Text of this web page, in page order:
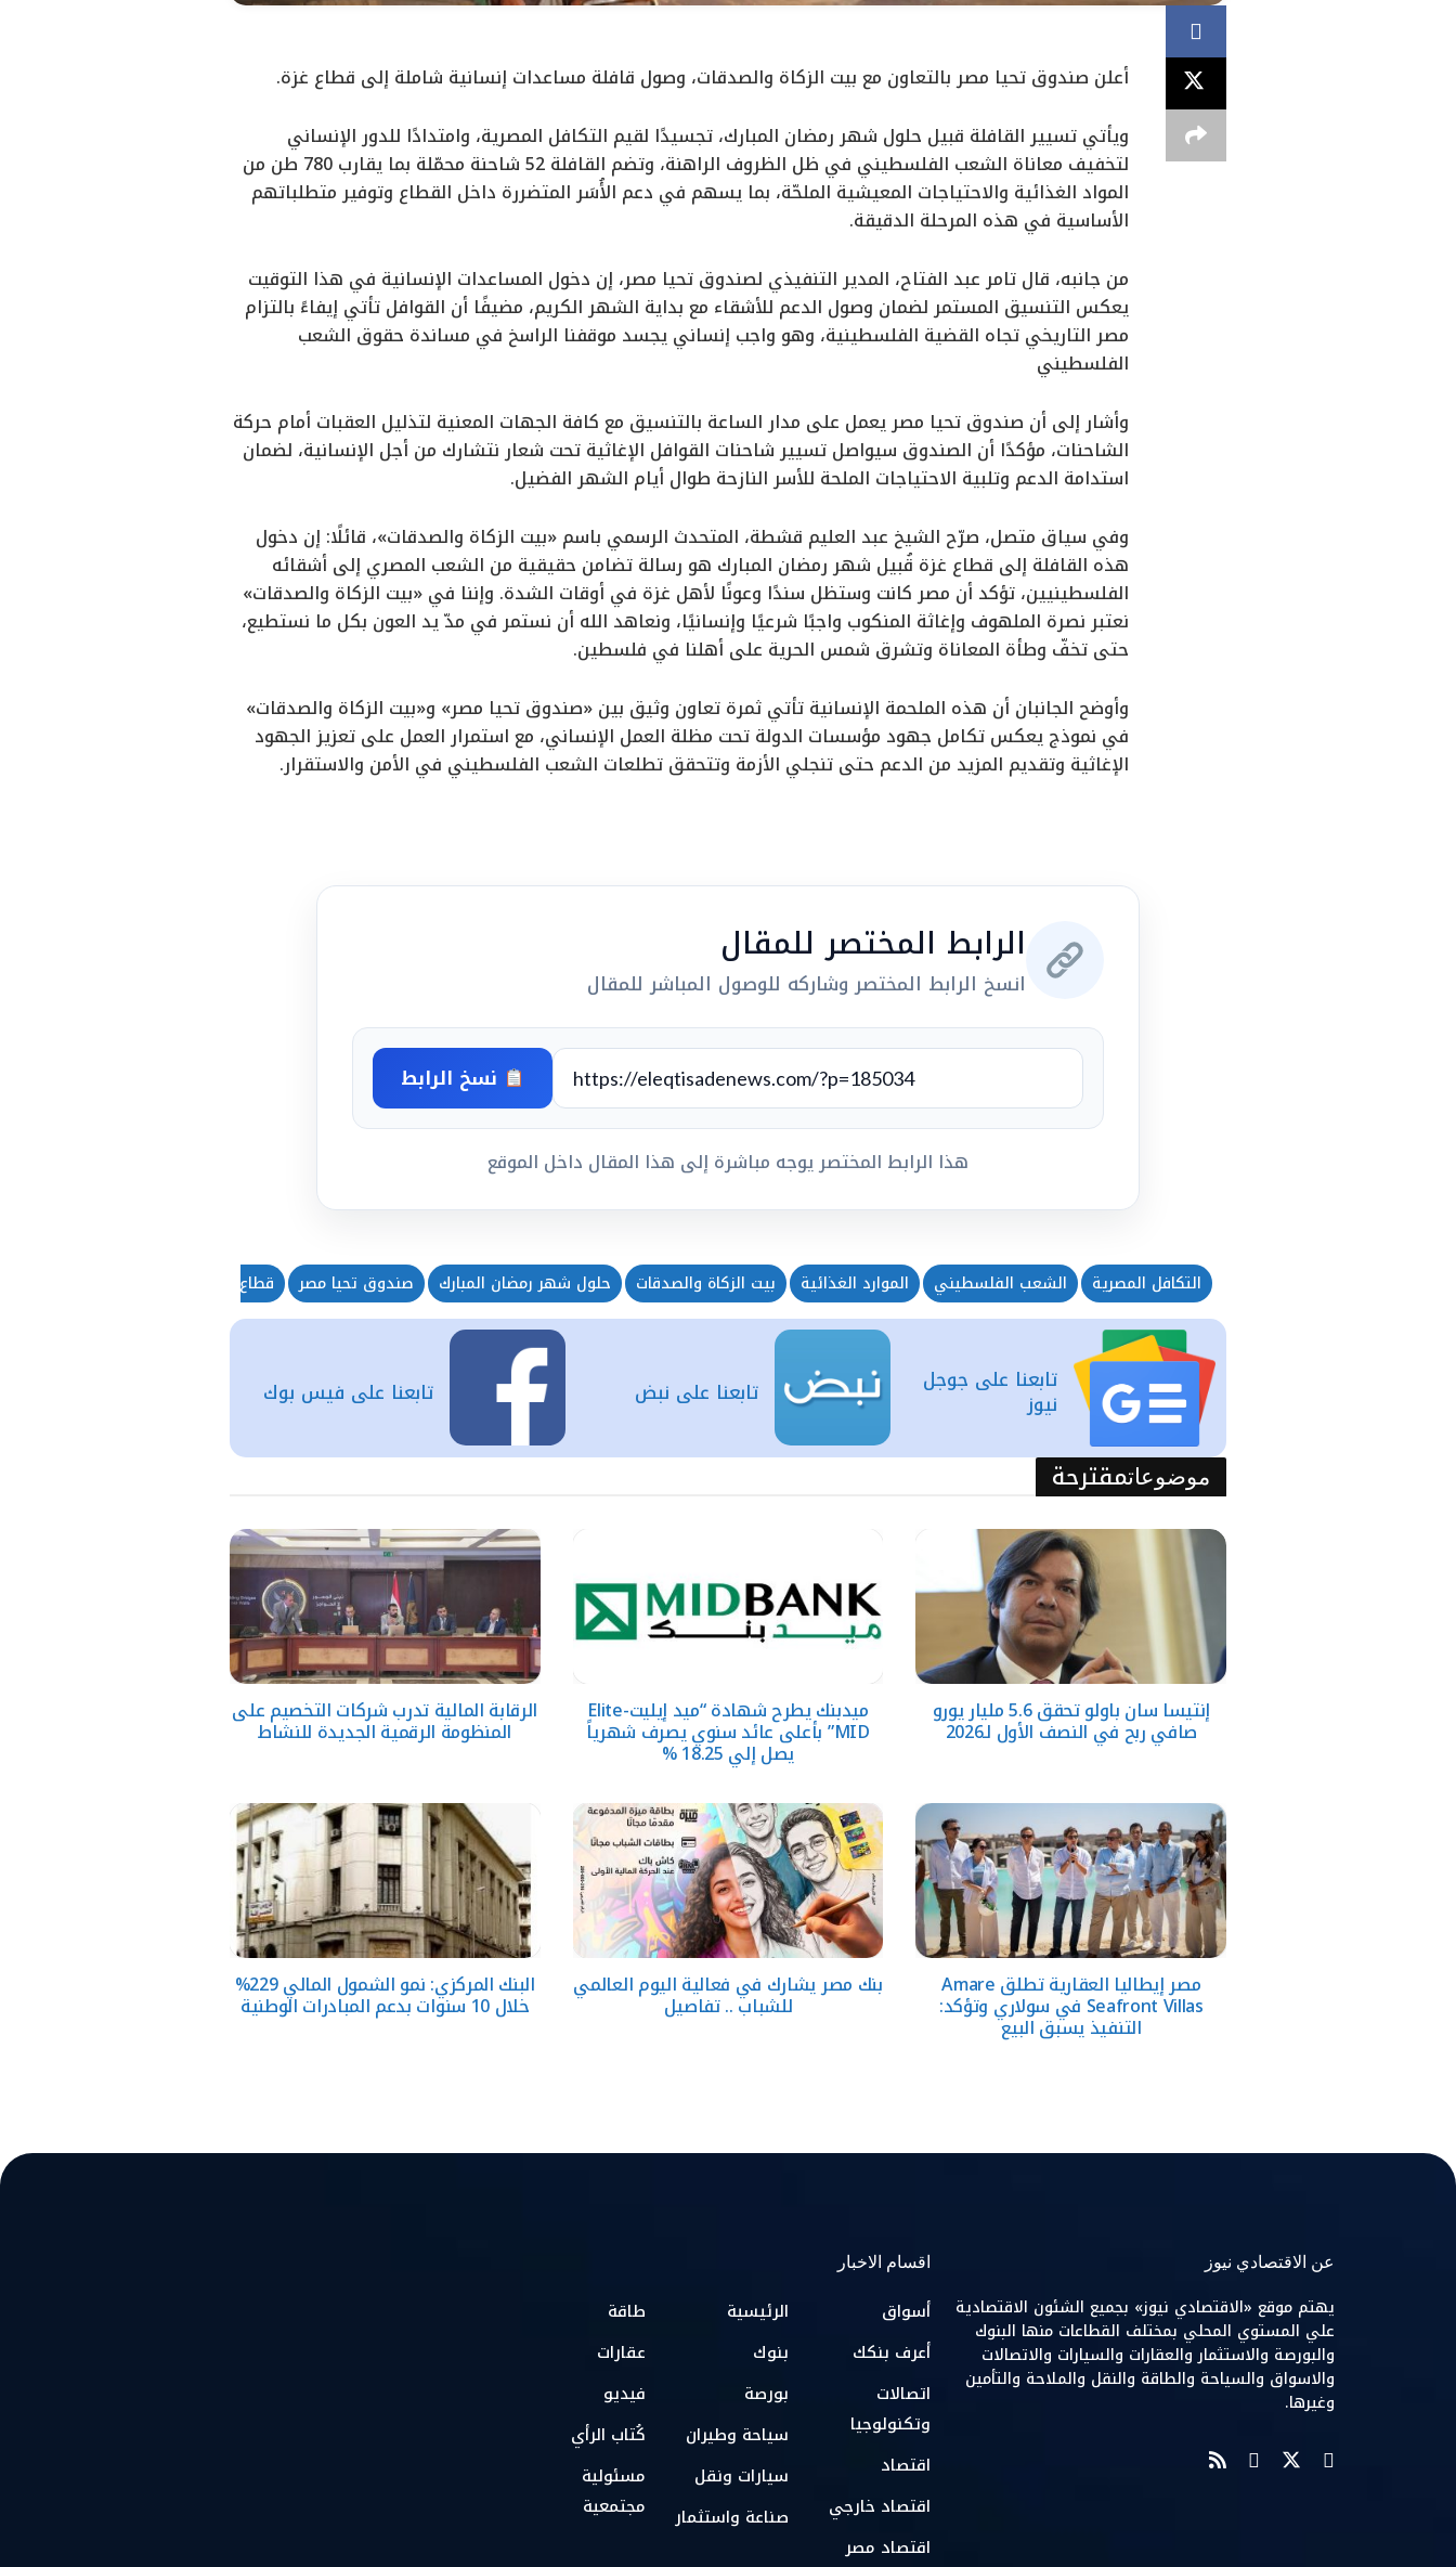
أعلن صندوق تحيا مصر بالتعاون مع بيت الزكاة والصدقات، وصول قافلة مساعدات إنسانية شاملة إلى قطاع غزة.
ويأتي تسيير القافلة قبيل حلول شهر رمضان المبارك، تجسيدًا لقيم التكافل المصرية، وامتدادًا للدور الإنساني
لتخفيف معاناة الشعب الفلسطيني في ظل الظروف الراهنة، وتضم القافلة 52 شاحنة محمّلة بما يقارب 780 طن من
المواد الغذائية والاحتياجات المعيشية الملحّة، بما يسهم في دعم الأُسَر المتضررة داخل القطاع وتوفير متطلباتهم
الأساسية في هذه المرحلة الدقيقة.
من جانبه، قال تامر عبد الفتاح، المدير التنفيذي لصندوق تحيا مصر، إن دخول المساعدات الإنسانية في هذا التوقيت
يعكس التنسيق المستمر لضمان وصول الدعم للأشقاء مع بداية الشهر الكريم، مضيفًا أن القوافل تأتي إيفاءً بالتزام
مصر التاريخي تجاه القضية الفلسطينية، وهو واجب إنساني يجسد موقفنا الراسخ في مساندة حقوق الشعب
الفلسطيني
وأشار إلى أن صندوق تحيا مصر يعمل على مدار الساعة بالتنسيق مع كافة الجهات المعنية لتذليل العقبات أمام حركة
الشاحنات، مؤكدًا أن الصندوق سيواصل تسيير شاحنات القوافل الإغاثية تحت شعار نتشارك من أجل الإنسانية، لضمان
استدامة الدعم وتلبية الاحتياجات الملحة للأسر النازحة طوال أيام الشهر الفضيل.
وفي سياق متصل، صرّح الشيخ عبد العليم قشطة، المتحدث الرسمي باسم «بيت الزكاة والصدقات»، قائلًا: إن دخول
هذه القافلة إلى قطاع غزة قُبيل شهر رمضان المبارك هو رسالة تضامن حقيقية من الشعب المصري إلى أشقائه
الفلسطينيين، تؤكد أن مصر كانت وستظل سندًا وعونًا لأهل غزة في أوقات الشدة. وإننا في «بيت الزكاة والصدقات»
نعتبر نصرة الملهوف وإغاثة المنكوب واجبًا شرعيًا وإنسانيًا، ونعاهد الله أن نستمر في مدّ يد العون بكل ما نستطيع،
حتى تخفّ وطأة المعاناة وتشرق شمس الحرية على أهلنا في فلسطين.
وأوضح الجانبان أن هذه الملحمة الإنسانية تأتي ثمرة تعاون وثيق بين «صندوق تحيا مصر» و«بيت الزكاة والصدقات»
في نموذج يعكس تكامل جهود مؤسسات الدولة تحت مظلة العمل الإنساني، مع استمرار العمل على تعزيز الجهود
الإغاثية وتقديم المزيد من الدعم حتى تنجلي الأزمة وتتحقق تطلعات الشعب الفلسطيني في الأمن والاستقرار.
الرابط المختصر للمقال
انسخ الرابط المختصر وشاركه للوصول المباشر للمقال
نسخ الرابط
هذا الرابط المختصر يوجه مباشرة إلى هذا المقال داخل الموقع
التكافل المصرية الشعب الفلسطيني الموارد الغذائية بيت الزكاة والصدقات حلول شهر رمضان المبارك صندوق تحيا مصر قطاع غزة
تابعنا على فيس بوك تابعنا على نبض تابعنا على جوجل
نيوز
موضوعاتمقترحة
إنتيسا سان باولو تحقق 5.6 مليار يورو
صافي ربح في النصف الأول لـ2026
ميدبنك يطرح شهادة “ميد إيليت-Elite
MID” بأعلى عائد سنوي يصرف شهرياً
يصل إلي 18.25 %
الرقابة المالية تدرب شركات التخصيم على
المنظومة الرقمية الجديدة للنشاط
مصر إيطاليا العقارية تطلق Amare
Seafront Villas في سولاري وتؤكد:
التنفيذ يسبق البيع
بنك مصر يشارك في فعالية اليوم العالمي
للشباب .. تفاصيل
البنك المركزي: نمو الشمول المالي 229%
خلال 10 سنوات بدعم المبادرات الوطنية
عن الاقتصادي نيوز
يهتم موقع «الاقتصادي نيوز» بجميع الشئون الاقتصادية
علي المستوي المحلي بمختلف القطاعات منها البنوك
والبورصة والاستثمار والعقارات والسيارات والاتصالات
والاسواق والسياحة والطاقة والنقل والملاحة والتأمين
وغيرها.
اقسام الاخبار
أسواق
أعرف بنكك
اتصالات
وتكنولوجيا
اقتصاد
اقتصاد خارجي
اقتصاد مصر
الرئيسية
بنوك
بورصة
سياحة وطيران
سيارات ونقل
صناعة واستثمار
طاقة
عقارات
فيديو
كُتاب الرأي
مسئولية
مجتمعية